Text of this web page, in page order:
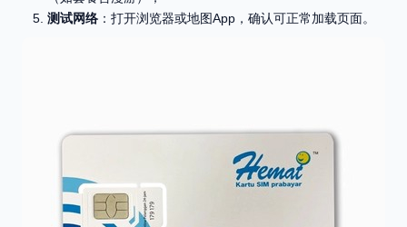
测试网络 ：打开浏览器或地图App，确认可正常加载页面。